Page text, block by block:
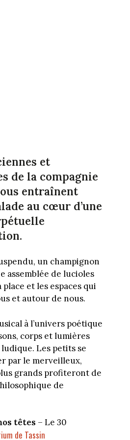
et
de la compagnie
entraînent
au cœur d’une
un champignon
assemblée de lucioles
et les espaces qui
et autour de nous.
à l’univers poétique
corps et lumières
Les petits se
par le merveilleux,
grands profiteront de
de
têtes – Le 30
de Tassin